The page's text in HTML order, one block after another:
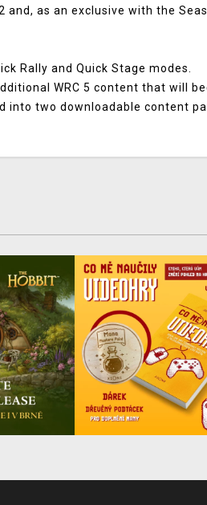
and, as an exclusive with the
Rally and Quick Stage modes.
WRC 5 content that will
into two downloadable content